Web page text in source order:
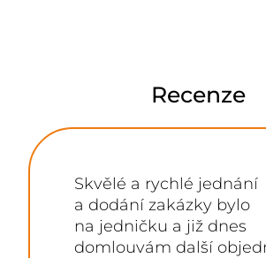
Recenze
Skvělé a rychlé jednání
a dodání zakázky bylo
na jedničku a již dnes
domlouvám další